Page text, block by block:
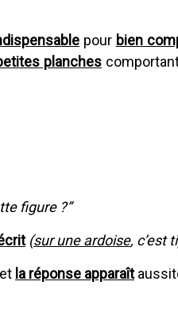
pour bien
planches
figure ?”
(sur une ardoise, c’est
la réponse apparaît